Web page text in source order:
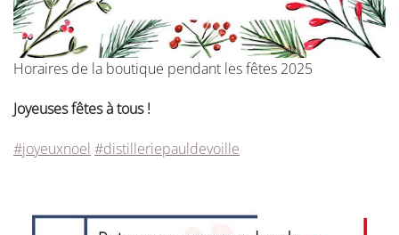
Horaires de la boutique pendant les fêtes 2025
Joyeuses fêtes à tous !
#joyeuxnoel #distilleriepauldevoille